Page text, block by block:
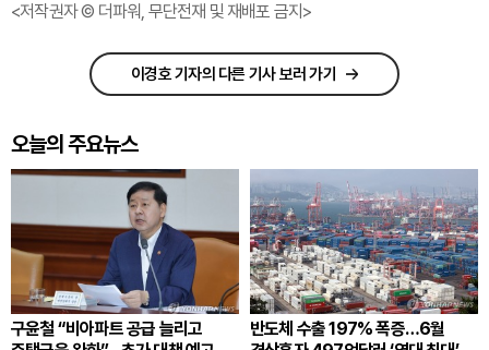
<저작권자 © 더파워, 무단전재 및 재배포 금지>
이경호 기자의 다른 기사 보러 가기
오늘의 주요뉴스
구윤철 “비아파트 공급 늘리고
반도체 수출 197% 폭증…6월